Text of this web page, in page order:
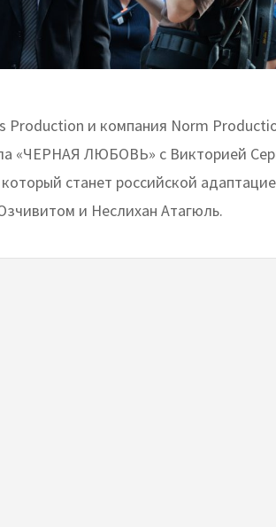
Production и компания Norm
«ЧЕРНАЯ ЛЮБОВЬ» с Викторией
станет российской
и Неслихан Атагюль.